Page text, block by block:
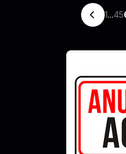
1...45